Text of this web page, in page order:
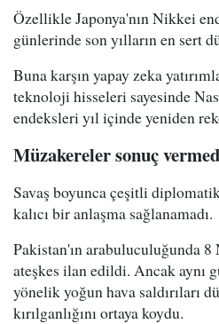
Özellikle Japonya'nın Nikkei
günlerinde son yılların en sert
Buna karşın yapay zeka
teknoloji hisseleri sayesinde
endeksleri yıl içinde yeniden
Müzakereler sonuç
Savaş boyunca çeşitli
kalıcı bir anlaşma sağlanamadı.
Pakistan'ın arabuluculuğunda
ateşkes ilan edildi. Ancak aynı
yönelik yoğun hava saldırıları
kırılganlığını ortaya koydu.